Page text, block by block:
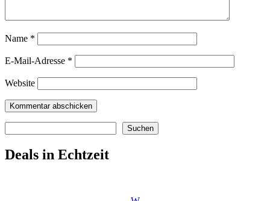
Name *
E-Mail-Adresse *
Website
Suchen
Deals in Echtzeit